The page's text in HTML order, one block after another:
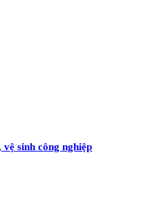
sinh công nghiệp